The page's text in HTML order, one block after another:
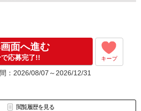
面へ進む
で応募完了!! キープ
：2026/08/07～2026/12/31
閲覧履歴を見る